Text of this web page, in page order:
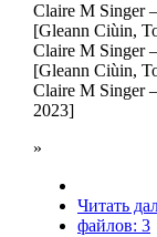
Claire M Singer
[Gleann Ciùin,
Claire M Singer
[Gleann Ciùin,
Claire M Singer
2023]
»
Читать
файлов: 3